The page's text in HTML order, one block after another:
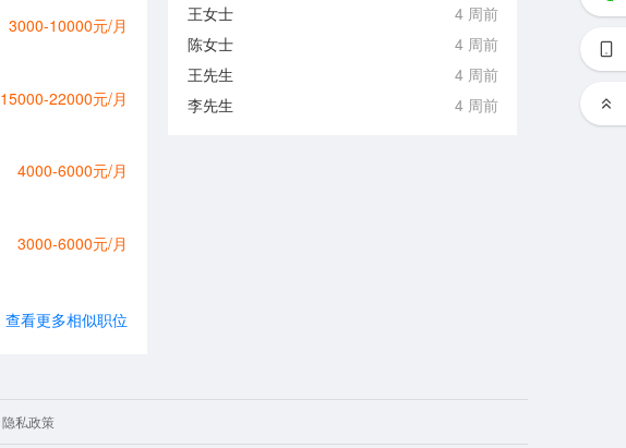
3000-10000元/月
15000-22000元/月
4000-6000元/月
3000-6000元/月
查看更多相似职位
王女士
4 周前
陈女士
4 周前
王先生
4 周前
李先生
4 周前
隐私政策